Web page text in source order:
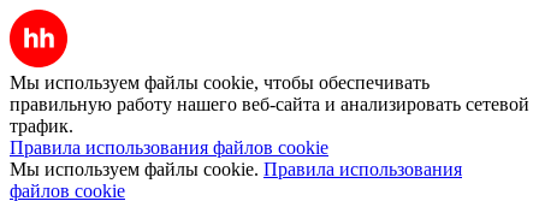
Мы используем файлы cookie, чтобы обеспечивать
правильную работу нашего веб-сайта и анализировать сетевой
трафик.
Правила использования файлов cookie
Мы используем файлы cookie. Правила использования
файлов cookie